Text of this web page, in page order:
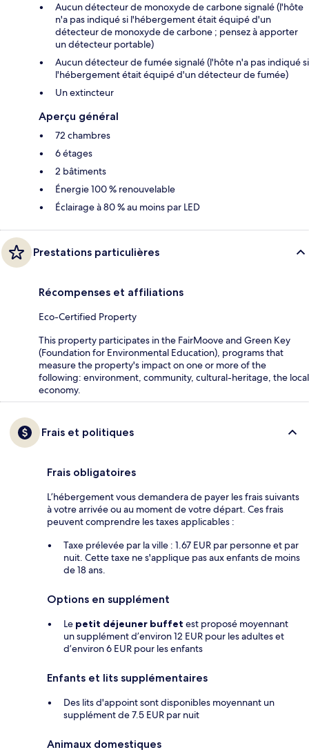
Aucun détecteur de monoxyde de carbone signalé (l'hôte
n'a pas indiqué si l'hébergement était équipé d'un
détecteur de monoxyde de carbone ; pensez à apporter
un détecteur portable)
Aucun détecteur de fumée signalé (l'hôte n'a pas indiqué si
l'hébergement était équipé d'un détecteur de fumée)
Un extincteur
Aperçu général
72 chambres
6 étages
2 bâtiments
Énergie 100 % renouvelable
Éclairage à 80 % au moins par LED
Prestations particulières
Récompenses et affiliations
Eco-Certified Property
This property participates in the FairMoove and Green Key
(Foundation for Environmental Education), programs that
measure the property's impact on one or more of the
following: environment, community, cultural-heritage, the local
economy.
Frais et politiques
Frais obligatoires
L’hébergement vous demandera de payer les frais suivants
à votre arrivée ou au moment de votre départ. Ces frais
peuvent comprendre les taxes applicables :
Taxe prélevée par la ville : 1.67 EUR par personne et par
nuit. Cette taxe ne s'applique pas aux enfants de moins
de 18 ans.
Options en supplément
Le petit déjeuner buffet est proposé moyennant
un supplément d’environ 12 EUR pour les adultes et
d’environ 6 EUR pour les enfants
Enfants et lits supplémentaires
Des lits d'appoint sont disponibles moyennant un
supplément de 7.5 EUR par nuit
Animaux domestiques